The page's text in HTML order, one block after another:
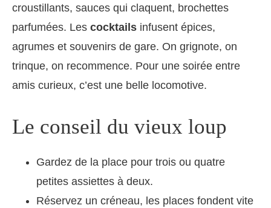
croustillants, sauces qui claquent, brochettes
parfumées. Les cocktails infusent épices,
agrumes et souvenirs de gare. On grignote, on
trinque, on recommence. Pour une soirée entre
amis curieux, c’est une belle locomotive.
Le conseil du vieux loup
Gardez de la place pour trois ou quatre
petites assiettes à deux.
Réservez un créneau, les places fondent vite